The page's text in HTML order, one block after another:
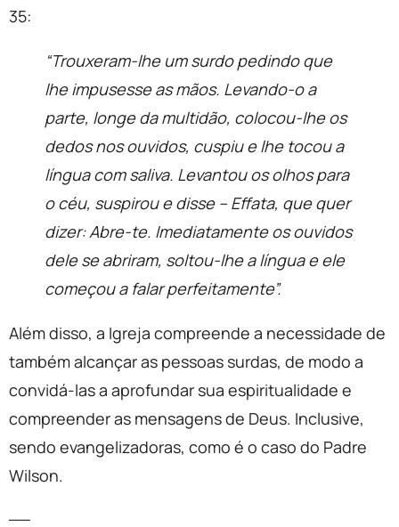
35:
“Trouxeram-lhe um surdo pedindo que
lhe impusesse as mãos. Levando-o a
parte, longe da multidão, colocou-lhe os
dedos nos ouvidos, cuspiu e lhe tocou a
língua com saliva. Levantou os olhos para
o céu, suspirou e disse – Effata, que quer
dizer: Abre-te. Imediatamente os ouvidos
dele se abriram, soltou-lhe a língua e ele
começou a falar perfeitamente”.
Além disso, a Igreja compreende a necessidade de
também alcançar as pessoas surdas, de modo a
convidá-las a aprofundar sua espiritualidade e
compreender as mensagens de Deus. Inclusive,
sendo evangelizadoras, como é o caso do Padre
Wilson.